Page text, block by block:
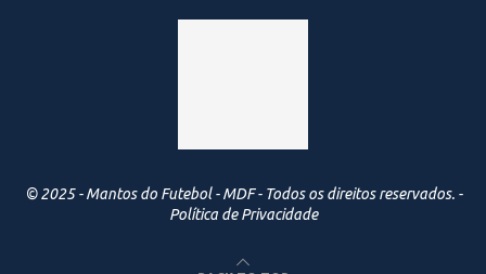
© 2025 - Mantos do Futebol - MDF - Todos os direitos reservados. -
Política de Privacidade